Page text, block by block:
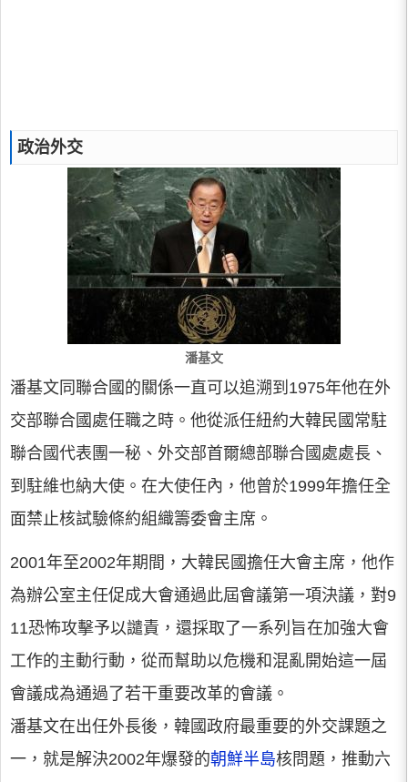
政治外交
潘基文
潘基文同聯合國的關係一直可以追溯到1975年他在外
交部聯合國處任職之時。他從派任紐約大韓民國常駐
聯合國代表團一秘、外交部首爾總部聯合國處處長、
到駐維也納大使。在大使任內，他曾於1999年擔任全
面禁止核試驗條約組織籌委會主席。
2001年至2002年期間，大韓民國擔任大會主席，他作
為辦公室主任促成大會通過此屆會議第一項決議，對9
11恐怖攻擊予以譴責，還採取了一系列旨在加強大會
工作的主動行動，從而幫助以危機和混亂開始這一屆
會議成為通過了若干重要改革的會議。
潘基文在出任外長後，韓國政府最重要的外交課題之
一，就是解決2002年爆發的朝鮮半島核問題，推動六